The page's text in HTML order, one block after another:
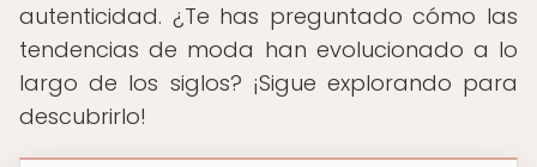
autenticidad. ¿Te has preguntado cómo las
tendencias de moda han evolucionado a lo
largo de los siglos? ¡Sigue explorando para
descubrirlo!